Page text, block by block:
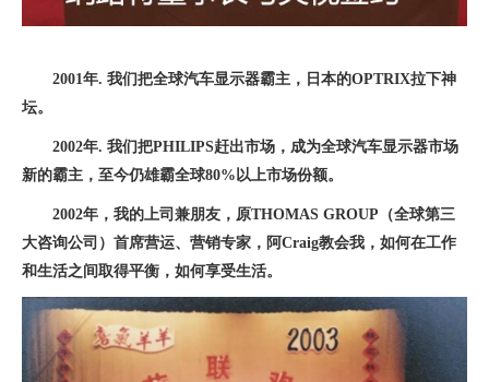
2001年. 我们把全球汽车显示器霸主，日本的OPTRIX拉下神
坛。
2002年. 我们把PHILIPS赶出市场，成为全球汽车显示器市场
新的霸主，至今仍雄霸全球80%以上市场份额。
2002年，我的上司兼朋友，原THOMAS GROUP（全球第三
大咨询公司）首席营运、营销专家，阿Craig教会我，如何在工作
和生活之间取得平衡，如何享受生活。